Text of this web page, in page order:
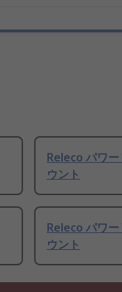
Releco パワー
ウント
Releco パワー
ウント